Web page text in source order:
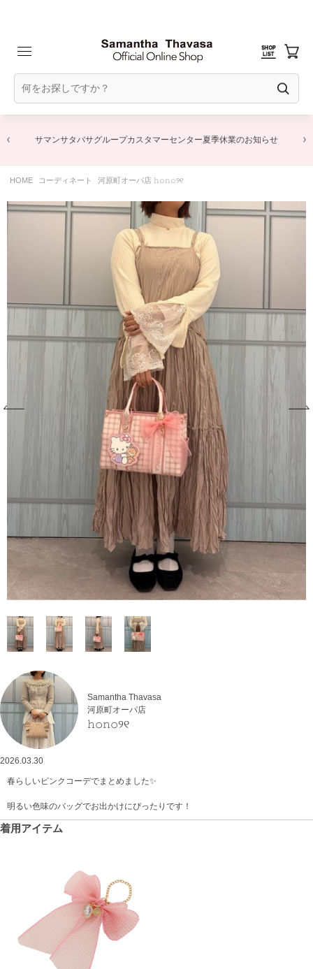
サマンサタバサグループカスタマーセンター夏季休業のお知らせ
HOME コーディネート 河原町オーパ店 𝚑𝚘𝚗𝚘୨୧
Samantha Thavasa
河原町オーパ店
𝚑𝚘𝚗𝚘୨୧
2026.03.30
春らしいピンクコーデでまとめました✨
明るい色味のバッグでお出かけにぴったりです！
着用アイテム